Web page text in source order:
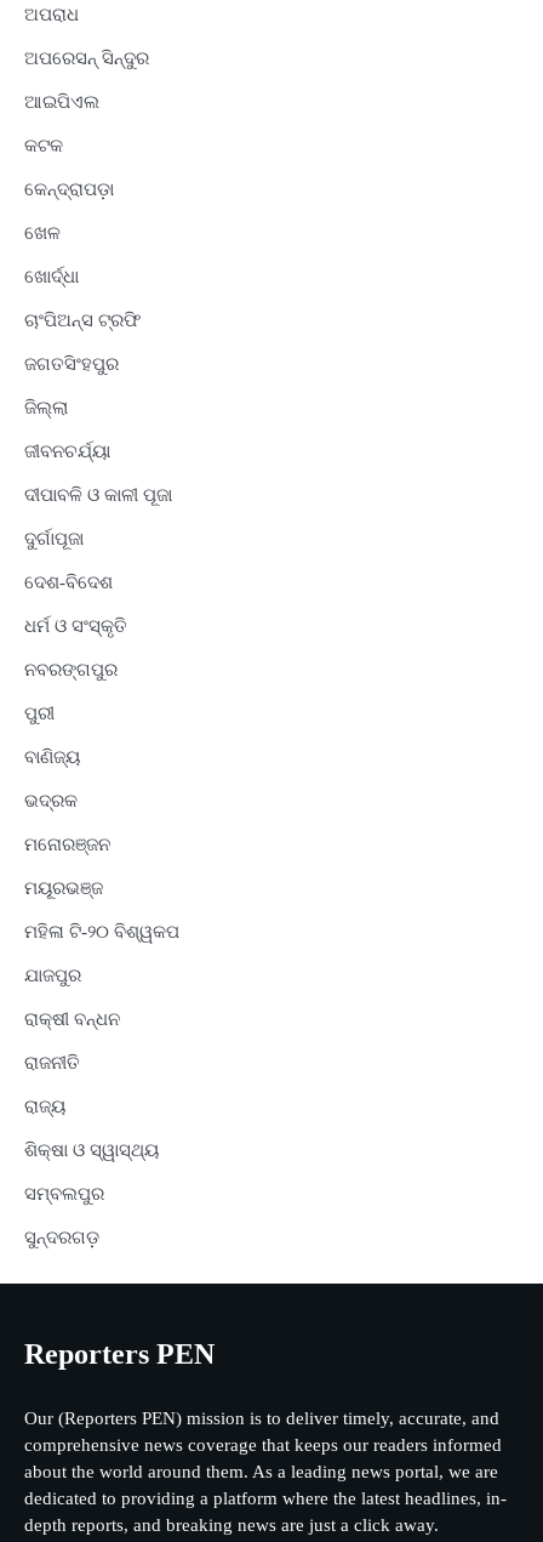
ଅପରାଧ
ଅପରେସନ୍ ସିନ୍ଦୁର
ଆଇପିଏଲ
କଟକ
କେନ୍ଦ୍ରାପଡ଼ା
ଖେଳ
ଖୋର୍ଦ୍ଧା
ଚାଂପିଅନ୍ସ ଟ୍ରଫି
ଜଗତସିଂହପୁର
ଜିଲ୍ଲା
ଜୀବନଚର୍ଯ୍ୟା
ଦୀପାବଳି ଓ କାଳୀ ପୂଜା
ଦୁର୍ଗାପୂଜା
ଦେଶ-ବିଦେଶ
ଧର୍ମ ଓ ସଂସ୍କୃତି
ନବରଙ୍ଗପୁର
ପୁରୀ
ବାଣିଜ୍ୟ
ଭଦ୍ରକ
ମନୋରଞ୍ଜନ
ମୟୂରଭଞ୍ଜ
ମହିଳା ଟି-୨୦ ବିଶ୍ୱକପ
ଯାଜପୁର
ରାକ୍ଷୀ ବନ୍ଧନ
ରାଜନୀତି
ରାଜ୍ୟ
ଶିକ୍ଷା ଓ ସ୍ୱାସ୍ଥ୍ୟ
ସମ୍ବଲପୁର
ସୁନ୍ଦରଗଡ଼
Reporters PEN
Our (Reporters PEN) mission is to deliver timely, accurate, and
comprehensive news coverage that keeps our readers informed
about the world around them. As a leading news portal, we are
dedicated to providing a platform where the latest headlines, in-
depth reports, and breaking news are just a click away.